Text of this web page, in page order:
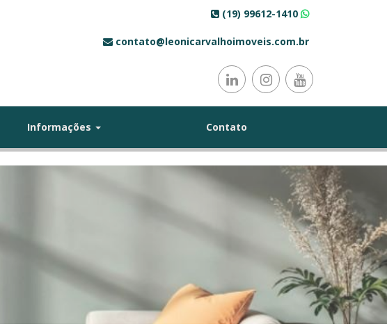
(19) 99612-1410
contato@leonicarvalhoimoveis.com.br
Informações Contato